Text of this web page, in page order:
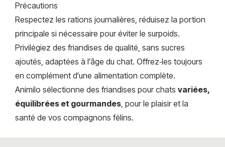
Précautions
Respectez les rations journalières, réduisez la portion
principale si nécessaire pour éviter le surpoids.
Privilégiez des friandises de qualité, sans sucres
ajoutés, adaptées à l’âge du chat. Offrez‑les toujours
en complément d’une alimentation complète.
Animilo sélectionne des friandises pour chats variées,
équilibrées et gourmandes, pour le plaisir et la
santé de vos compagnons félins.